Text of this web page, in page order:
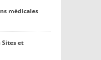
médicales
Sites et